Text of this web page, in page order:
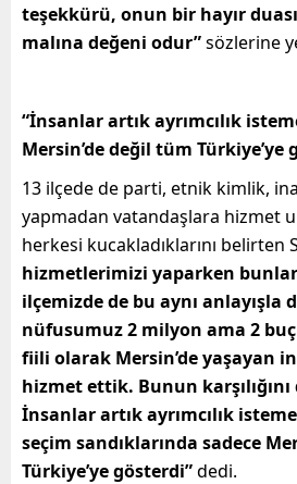
teşekkürü, onun bir hayır
malına değeni odur”sözlerine
“İnsanlar artık ayrımcılık
Mersin’de değil tüm Türkiye’ye
13 ilçede de parti, etnik kimlik,
yapmadan vatandaşlara hizmet
herkesi kucakladıklarını belirten
hizmetlerimizi yaparken
ilçemizde de bu aynı anlayışla
nüfusumuz 2 milyon ama 2
fiili olarak Mersin’de yaşayan
hizmet ettik. Bunun
İnsanlar artık ayrımcılık
seçim sandıklarında sadece
Türkiye’ye gösterdi”dedi.